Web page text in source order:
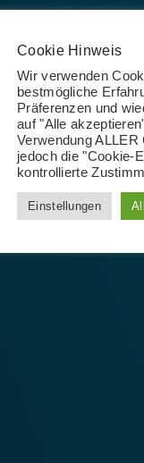
Cookie Hinweis
Wir verwenden
bestmögliche
Präferenzen und
auf "Alle
Verwendung
jedoch die "Cookie-
kontrollierte
Einstellungen